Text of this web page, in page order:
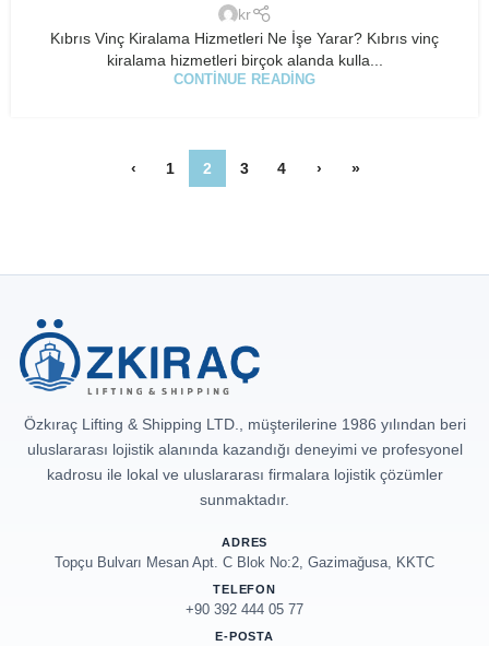
kr
Kıbrıs Vinç Kiralama Hizmetleri Ne İşe Yarar? Kıbrıs vinç
kiralama hizmetleri birçok alanda kulla...
CONTINUE READING
‹ 1 2 3 4 › »
Özkıraç Lifting & Shipping LTD., müşterilerine 1986 yılından beri
uluslararası lojistik alanında kazandığı deneyimi ve profesyonel
kadrosu ile lokal ve uluslararası firmalara lojistik çözümler
sunmaktadır.
ADRES
Topçu Bulvarı Mesan Apt. C Blok No:2, Gazimağusa, KKTC
TELEFON
+90 392 444 05 77
E-POSTA